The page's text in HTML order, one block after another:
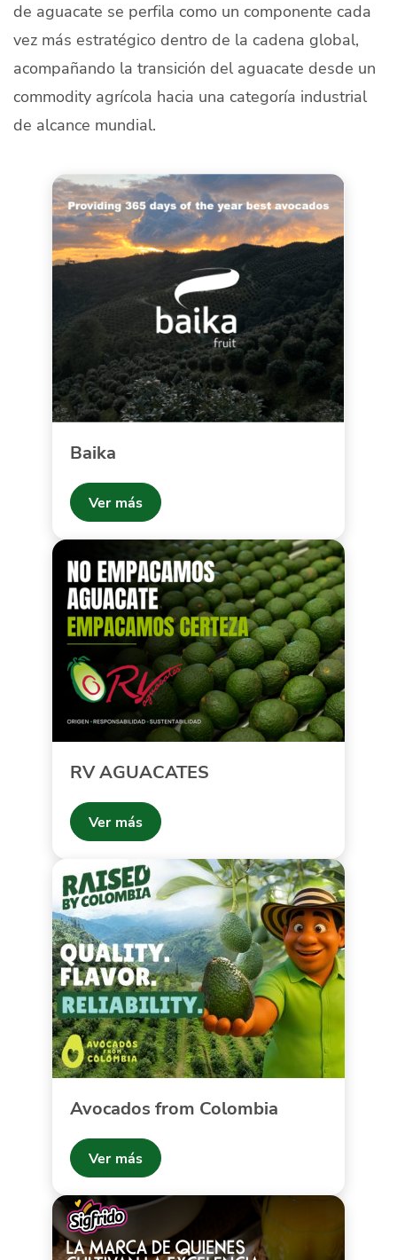
de aguacate se perfila como un componente cada
vez más estratégico dentro de la cadena global,
acompañando la transición del aguacate desde un
commodity agrícola hacia una categoría industrial
de alcance mundial.
Baika
Ver más
RV AGUACATES
Ver más
Avocados from Colombia
Ver más